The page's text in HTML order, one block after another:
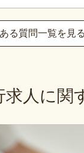
る質問一覧を見る
求人に関